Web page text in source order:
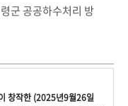
군 공공하수처리 방
창작한 (2025년9월26일